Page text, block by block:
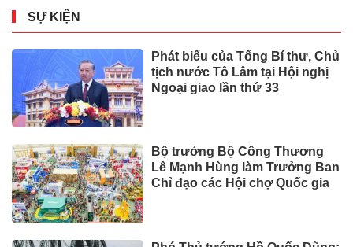
SỰ KIỆN
Phát biểu của Tổng Bí thư, Chủ
tịch nước Tô Lâm tại Hội nghị
Ngoại giao lần thứ 33
Bộ trưởng Bộ Công Thương
Lê Mạnh Hùng làm Trưởng Ban
Chỉ đạo các Hội chợ Quốc gia